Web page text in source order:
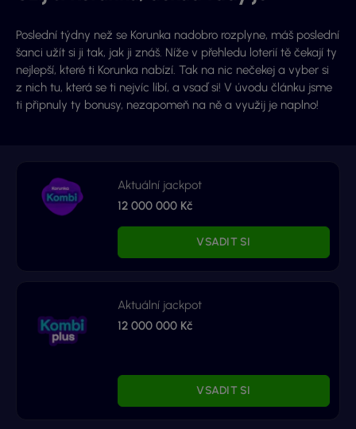
Poslední týdny než se Korunka nadobro rozplyne, máš poslední
šanci užít si ji tak, jak ji znáš. Níže v přehledu loterií tě čekají ty
nejlepší, které ti Korunka nabízí. Tak na nic nečekej a vyber si
z nich tu, která se ti nejvíc líbí, a vsaď si! V úvodu článku jsme
ti připnuly ty bonusy, nezapomeň na ně a využij je naplno!
Aktuální jackpot
12 000 000 Kč
VSADIT SI
Aktuální jackpot
12 000 000 Kč
VSADIT SI